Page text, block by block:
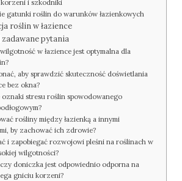
korzeni i szkodniki
gatunki roślin do warunków łazienkowych
roślin w łazience
zadawane pytania
w łazience jest optymalna dla
aby sprawdzić skuteczność doświetlania
bez okna?
oznaki stresu roślin spowodowanego
rośliny między łazienką a innymi
by zachować ich zdrowie?
i zapobiegać rozwojowi pleśni na roślinach w
wilgotności?
doniczka jest odpowiednio odporna na
gniciu korzeni?